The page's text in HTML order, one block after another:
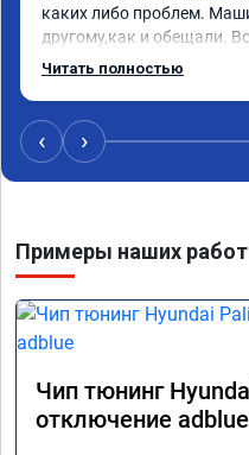
каких либо проблем.
другому,как и обещали.
Рекомендую данную
Читать полностью
‹ ›
Примеры наших работ
Чип тюнинг
отключение adblue